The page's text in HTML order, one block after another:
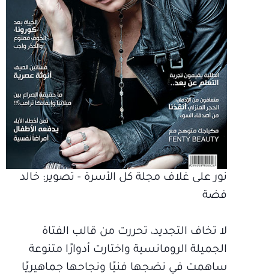
نور على غلاف مجلة كل الأسرة - تصوير: خالد
فضة
لا تخاف التجديد، تحررت من قالب الفتاة
الجميلة الرومانسية واختارت أدوارًا متنوعة
ساهمت في نضجها فنيًا ونجاحها جماهيريًا